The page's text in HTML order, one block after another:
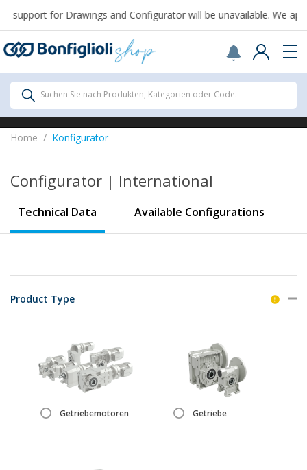
Scegli il Paese o territorio in cui sei per
acquistare online.
Vereinigte Staaten
Continue
support for Drawings and Configurator will be unavailable. We
Alle Produkte
Alle Produkte
Motors
Suchen Sie nach Produkten, Kategorien oder Code.
Home Konfigurator
Configurator | International
Technical Data Available Configurations
Product Type
Getriebemotoren Getriebe